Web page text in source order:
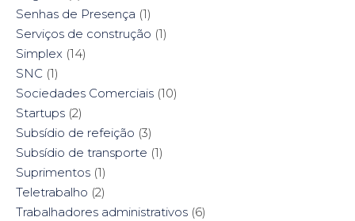
Senhas de Presença (1)
Serviços de construção (1)
Simplex (14)
SNC (1)
Sociedades Comerciais (10)
Startups (2)
Subsídio de refeição (3)
Subsídio de transporte (1)
Suprimentos (1)
Teletrabalho (2)
Trabalhadores administrativos (6)